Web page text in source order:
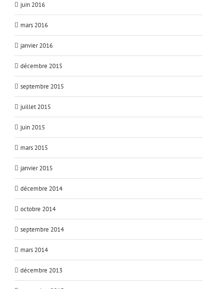
juin 2016
mars 2016
janvier 2016
décembre 2015
septembre 2015
juillet 2015
juin 2015
mars 2015
janvier 2015
décembre 2014
octobre 2014
septembre 2014
mars 2014
décembre 2013